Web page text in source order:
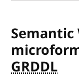
Semantic
GRDDL